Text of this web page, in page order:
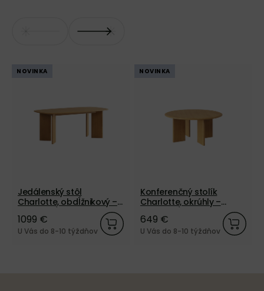
NOVINKA
Jedálenský stôl
Charlotte, obdĺžnikový –
1099 €
U Vás do 8-10 týždňov
NOVINKA
Konferenčný stolík
Charlotte, okrúhly –
649 €
U Vás do 8-10 týždňov